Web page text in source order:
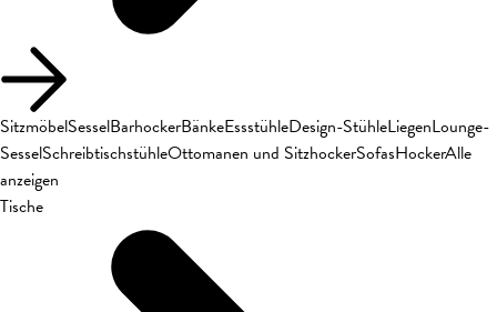
SitzmöbelSesselBarhockerBänkeEssstühleDesign-StühleLiegenLounge-
SesselSchreibtischstühleOttomanen und SitzhockerSofasHockerAlle
anzeigen
Tische